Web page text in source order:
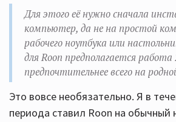
Для этого её нужно сначала
компьютер, да не на простой
рабочего ноутбука или
для Roon предполагается
предпочтительнее всего на
Это вовсе необязательно. Я в
периода ставил Roon на обычный